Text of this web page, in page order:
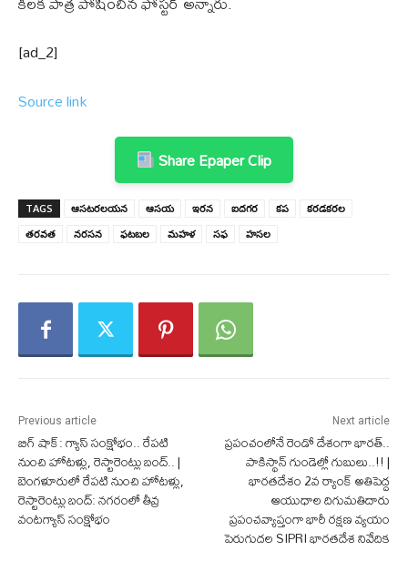
[ad_2]
Source link
Share Epaper Clip
TAGS ఆసటరలయన ఆసయ ఇరన ఐదగర కప
కరడకరల
తరవత
నరసన ఫటబల మహళ సఫ హసల
Previous article
బిగ్ షాక్: గ్యాస్ సంక్షోభం.. రేపటి
నుంచి హోటళ్లు, రెస్టారెంట్లు బంద్.. |
బెంగళూరులో రేపటి నుంచి హోటళ్లు,
రెస్టారెంట్లు బంద్: నగరంలో తీవ్ర
వంటగ్యాస్ సంక్షోభం
Next article
ప్రపంచంలోనే రెండో దేశంగా భారత్..
పాకిస్థాన్ గుండెల్లో గుబులు..!! |
భారతదేశం 2వ ర్యాంక్ అతిపెద్ద
ఆయుధాల దిగుమతిదారు
ప్రపంచవ్యాప్తంగా భారీ రక్షణ వ్యయం
పెరుగుదల SIPRI భారతదేశ నివేదిక